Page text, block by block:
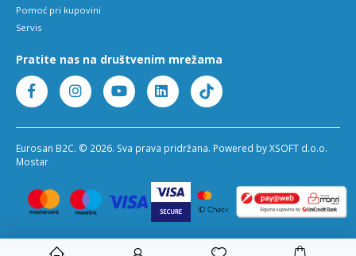
Pomoć pri kupovini
Servis
Pratite nas na društvenim mrežama
Eurosan B2C. © 2026. Sva prava pridržana. Powered by XSOFT d.o.o.
Mostar